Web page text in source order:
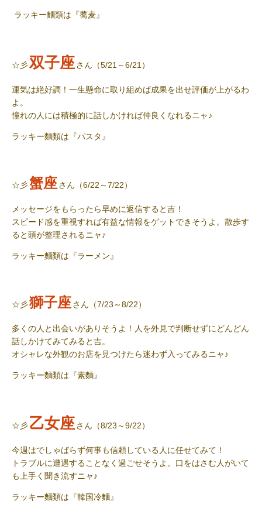
ラッキー麵類は『蕎麦』
☆彡双子座さん（5/21～6/21）
運気は絶好調！一生懸命に取り組めば成果を出せ評価が上がるわ
よ。
憧れの人には積極的に話しかければ仲良くなれるニャ♪
ラッキー麵類は『パスタ』
☆彡蟹座さん（6/22～7/22）
メッセージをもらったら早めに返信すると吉！
スピード感を重視すれば有益な情報をゲットできそうよ。散歩す
ると頭が整理されるニャ♪
ラッキー麵類は『ラーメン』
☆彡獅子座さん（7/23～8/22）
多くの人と出会いがありそうよ！人を外見で判断せずにどんどん
話しかけてみてみると吉。
オシャレな外観のお店を見つけたら迷わず入ってみるニャ♪
ラッキー麵類は『素麵』
☆彡乙女座さん（8/23～9/22）
今週はでしゃばらず何事も信頼している人に任せてみて！
トラブルに遭遇することなく過ごせそうよ。口をはさむ人がいて
も上手く聞き流すニャ♪
ラッキー麵類は『韓国冷麵』